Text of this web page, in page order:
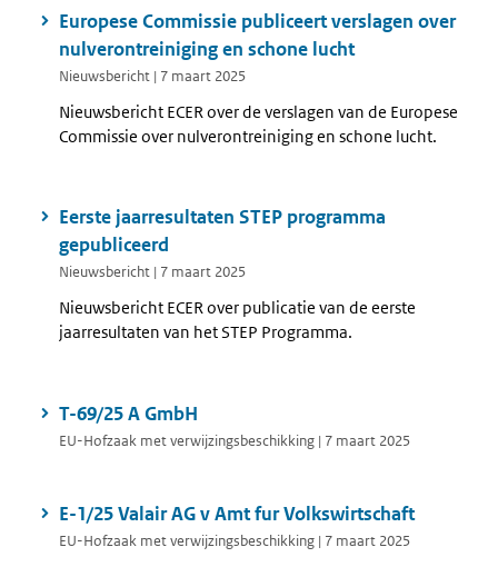
Europese Commissie publiceert verslagen over
nulverontreiniging en schone lucht
Nieuwsbericht | 7 maart 2025
Nieuwsbericht ECER over de verslagen van de Europese
Commissie over nulverontreiniging en schone lucht.
Eerste jaarresultaten STEP programma
gepubliceerd
Nieuwsbericht | 7 maart 2025
Nieuwsbericht ECER over publicatie van de eerste
jaarresultaten van het STEP Programma.
T-69/25 A GmbH
EU-Hofzaak met verwijzingsbeschikking | 7 maart 2025
E-1/25 Valair AG v Amt fur Volkswirtschaft
EU-Hofzaak met verwijzingsbeschikking | 7 maart 2025